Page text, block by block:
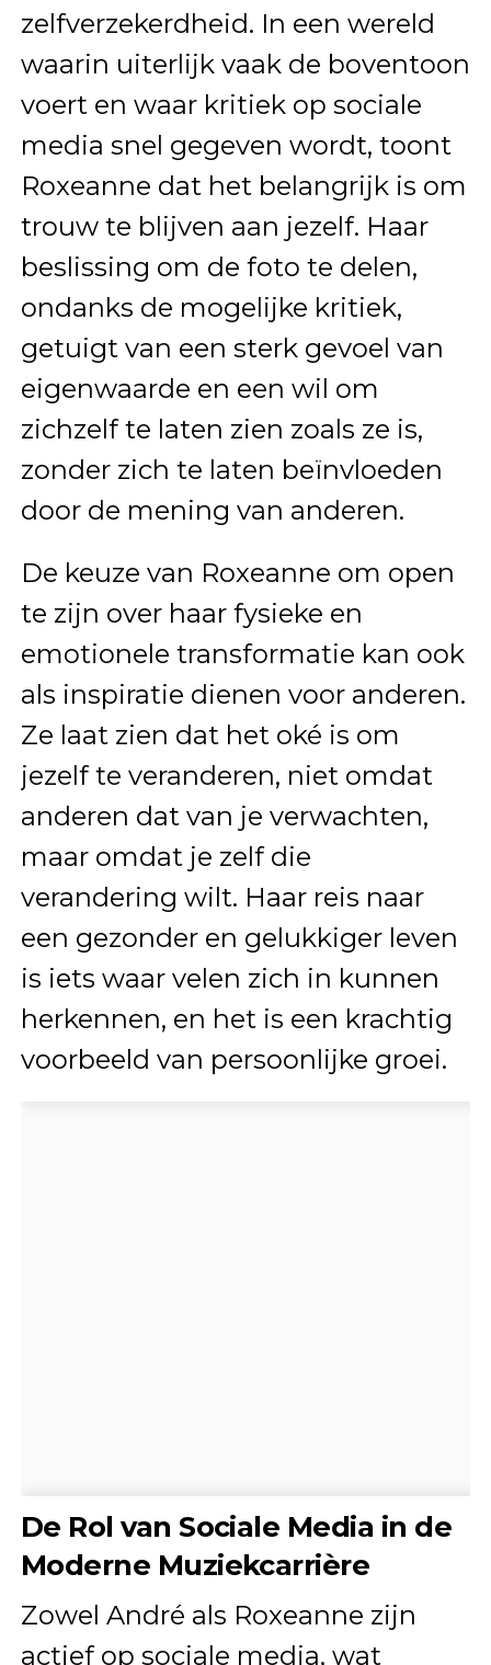
zelfverzekerdheid. In een wereld
waarin uiterlijk vaak de boventoon
voert en waar kritiek op sociale
media snel gegeven wordt, toont
Roxeanne dat het belangrijk is om
trouw te blijven aan jezelf. Haar
beslissing om de foto te delen,
ondanks de mogelijke kritiek,
getuigt van een sterk gevoel van
eigenwaarde en een wil om
zichzelf te laten zien zoals ze is,
zonder zich te laten beïnvloeden
door de mening van anderen.
De keuze van Roxeanne om open
te zijn over haar fysieke en
emotionele transformatie kan ook
als inspiratie dienen voor anderen.
Ze laat zien dat het oké is om
jezelf te veranderen, niet omdat
anderen dat van je verwachten,
maar omdat je zelf die
verandering wilt. Haar reis naar
een gezonder en gelukkiger leven
is iets waar velen zich in kunnen
herkennen, en het is een krachtig
voorbeeld van persoonlijke groei.
De Rol van Sociale Media in de
Moderne Muziekcarrière
Zowel André als Roxeanne zijn
actief op sociale media, wat